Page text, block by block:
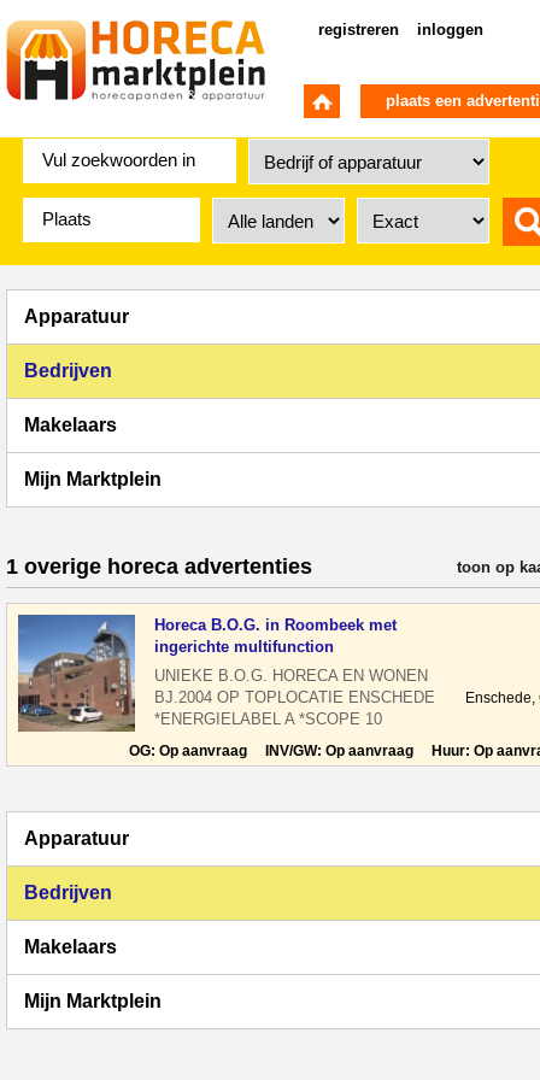
registreren inloggen
plaats een
Apparatuur
Bedrijven
Makelaars
Mijn Marktplein
1 overige horeca advertenties verfijn
toon op
Horeca B.O.G. in Roombeek met
ingerichte multifunction
UNIEKE B.O.G. HORECA EN WONEN
BJ.2004 OP TOPLOCATIE ENSCHEDE
*ENERGIELABEL A *SCOPE 10
KEURING *HORECA CAT. 1 TE KOOP
VASTGOED HORECA EN
Enschede,
OG: Op aanvraag INV/GW: Op aanvraag Huur: Op
Apparatuur
Bedrijven
Makelaars
Mijn Marktplein